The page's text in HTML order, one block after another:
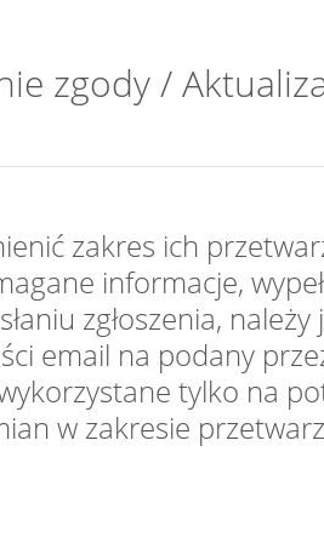
zgody /
zakres ich
informacje,
zgłoszenia,
email na podany
tylko na
w zakresie